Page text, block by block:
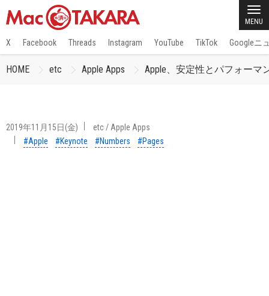
MENU
X Facebook Threads Instagram YouTube TikTok Googleニ
HOME etc Apple Apps Apple、安定性とパフォーマ
2019年11月15日(金) etc/ Apple Apps
#Apple
#Keynote #Numbers #Pages